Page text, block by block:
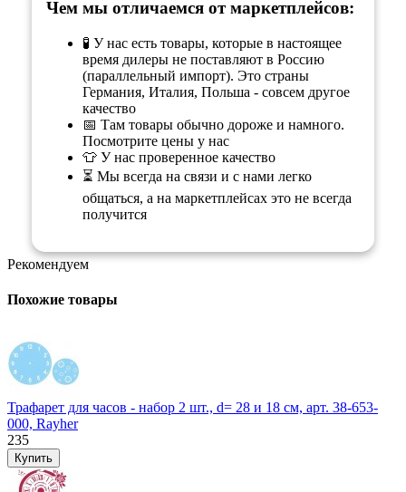
Чем мы отличаемся от маркетплейсов:
🧪 У нас есть товары, которые в настоящее
время дилеры не поставляют в Россию
(параллельный импорт). Это страны
Германия, Италия, Польша - совсем другое
качество
📅 Там товары обычно дороже и намного.
Посмотрите цены у нас
👕 У нас проверенное качество
⏳ Мы всегда на связи и с нами легко
общаться, а на маркетплейсах это не всегда
получится
Рекомендуем
Похожие товары
Трафарет для часов - набор 2 шт., d= 28 и 18 см, арт. 38-653-
000, Rayher
235